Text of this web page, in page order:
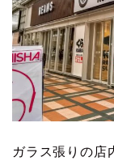
ガラス張りの店